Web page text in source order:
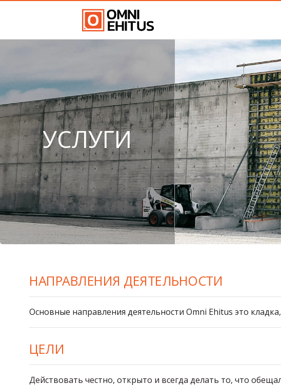
УСЛУГИ
НАПРАВЛЕНИЯ ДЕЯТЕЛЬНОСТИ
Основные направления деятельности Omni Ehitus это
ЦЕЛИ
Действовать честно, открыто и всегда делать то, что